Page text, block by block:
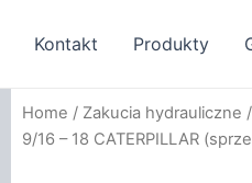
Kontakt Produkty
Home / Zakucia hydrauliczne /
9/16 – 18 CATERPILLAR